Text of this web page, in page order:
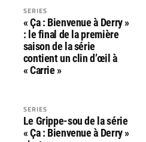
SERIES
« Ça : Bienvenue à Derry »
: le final de la première
saison de la série
contient un clin d’œil à
« Carrie »
SERIES
Le Grippe-sou de la série
« Ça : Bienvenue à Derry »